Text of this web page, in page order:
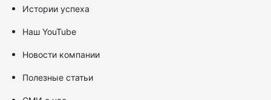
Истории успеха
Наш YouTube
Новости компании
Полезные статьи